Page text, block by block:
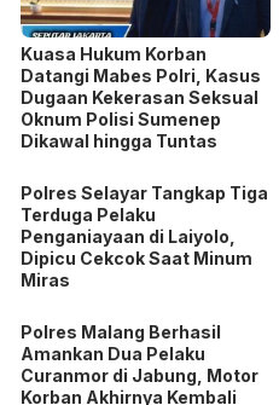
Kuasa Hukum Korban
Datangi Mabes Polri, Kasus
Dugaan Kekerasan Seksual
Oknum Polisi Sumenep
Dikawal hingga Tuntas
Polres Selayar Tangkap Tiga
Terduga Pelaku
Penganiayaan di Laiyolo,
Dipicu Cekcok Saat Minum
Miras
Polres Malang Berhasil
Amankan Dua Pelaku
Curanmor di Jabung, Motor
Korban Akhirnya Kembali